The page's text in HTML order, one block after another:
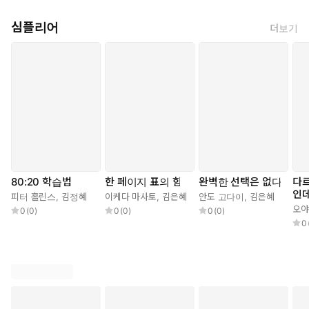
【5장 발 빠르게 생각하자_109쪽】
성장 마인드셋을 가지고 있다면, 실수는 곧 기회이다. 그렇다고 오
해하지는 말기 바란다. 실패는 여전히 고통스러울 수 있다. 그러나
드웩의 말처럼 성장 마인드셋과 함께라면 “실패는 여러분을 정의하
심플리어 더보기
80:20 학습법
피터 홀린스, 김정혜
0 (0)
한 페이지 표의 힘
이케다 마사토, 김은혜
0 (0)
완벽한 선택은 없다
안도 고다이, 김은혜
0 (0)
다
인
쉬
오
0